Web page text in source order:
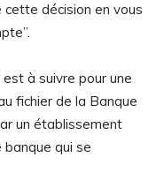
décision en vous
à suivre pour une
fichier de la Banque
un établissement
banque qui se